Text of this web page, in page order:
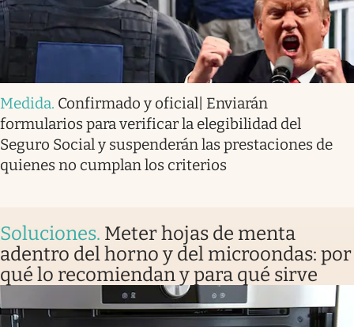
Medida. Confirmado y oficial| Enviarán
formularios para verificar la elegibilidad del
Seguro Social y suspenderán las prestaciones de
quienes no cumplan los criterios
Soluciones. Meter hojas de menta
adentro del horno y del microondas: por
qué lo recomiendan y para qué sirve